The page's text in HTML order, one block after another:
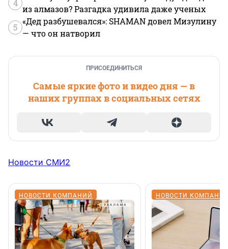
4
из алмазов? Разгадка удивила даже ученых
5
«Дед разбушевался»: SHAMAN довел Мизулину
— что он натворил
ПРИСОЕДИНИТЬСЯ
Самые яркие фото и видео дня — в
наших группах в социальных сетях
Новости СМИ2
НОВОСТИ КОМПАНИЙ НОВОСТИ